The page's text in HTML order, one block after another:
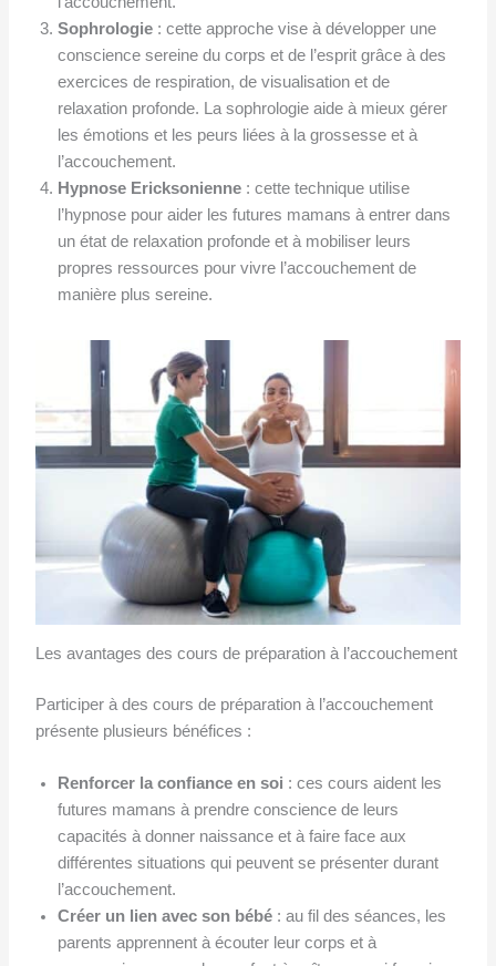
Sophrologie: cette approche vise à développer une
conscience sereine du corps et de l’esprit grâce à des
exercices de respiration, de visualisation et de
relaxation profonde. La sophrologie aide à mieux gérer
les émotions et les peurs liées à la grossesse et à
l’accouchement.
Hypnose Ericksonienne: cette technique utilise
l’hypnose pour aider les futures mamans à entrer dans
un état de relaxation profonde et à mobiliser leurs
propres ressources pour vivre l’accouchement de
manière plus sereine.
Les avantages des cours de préparation à l’accouchement
Participer à des cours de préparation à l’accouchement
présente plusieurs bénéfices :
Renforcer la confiance en soi : ces cours aident les
futures mamans à prendre conscience de leurs
capacités à donner naissance et à faire face aux
différentes situations qui peuvent se présenter durant
l’accouchement.
Créer un lien avec son bébé: au fil des séances, les
parents apprennent à écouter leur corps et à